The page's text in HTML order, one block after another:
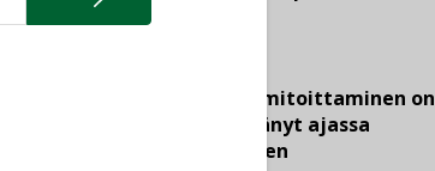
viemärimitoittaminen on
jämähtänyt ajassa
paikalleen